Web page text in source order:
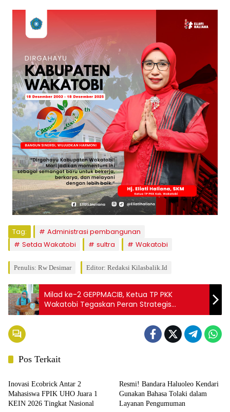
Tag:
Administrasi pembangunan
Setda Wakatobi
sultra Wakatobi
Penulis: Rw Desimar Editor: Redaksi Kilasbalik.id
Milad ke-2 GEPPMACIB, Ketua TP PKK
Wakatobi Tegaskan Peran Strategis
Kepemimpinan Perempuan
Pos Terkait
Berita
Inovasi Ecobrick Antar 2
Mahasiswa FPIK UHO Juara 1
KEIN 2026 Tingkat Nasional
Resmi! Bandara Haluoleo Kendari
Gunakan Bahasa Tolaki dalam
Layanan Pengumuman
Berita Berita